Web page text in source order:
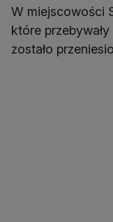
W miejscowości
które
zostało